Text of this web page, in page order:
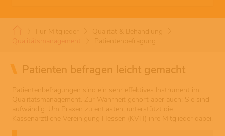
Für Mitglieder
Qualität & Behandlung
Qualitätsmanagement
Patientenbefragung
Patienten befragen leicht gemacht
Patientenbefragungen sind ein sehr effektives Instrument im
Qualitätsmanagement. Zur Wahrheit gehört aber auch: Sie sind
aufwändig. Um Praxen zu entlasten, unterstützt die
Kassenärztliche Vereinigung Hessen (KVH) ihre Mitglieder dabei.